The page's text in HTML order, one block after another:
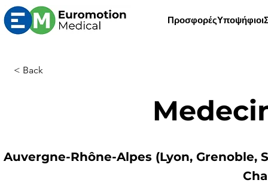
ΠροσφορέςΥποψήφιοι
< Back
Auvergne-Rhône-Alpes (Lyon, Grenoble,